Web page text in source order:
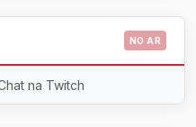
NO AR
na Twitch